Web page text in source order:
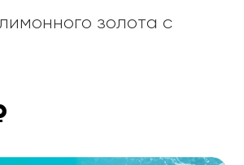
золота с